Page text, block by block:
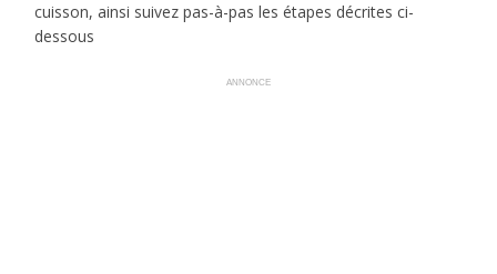
cuisson, ainsi suivez pas-à-pas les étapes décrites ci-
dessous
ANNONCE